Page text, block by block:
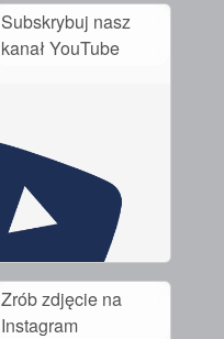
Subskrybuj nasz
kanał YouTube
Zrób zdjęcie na
Instagram